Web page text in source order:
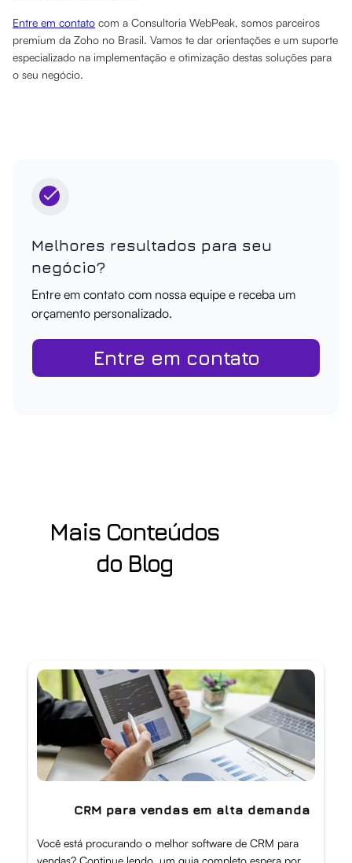
Entre em contato com a Consultoria WebPeak, somos parceiros
premium da Zoho no Brasil. Vamos te dar orientações e um suporte
especializado na implementação e otimização destas soluções para
o seu negócio.
Melhores resultados para seu
negócio?
Entre em contato com nossa equipe e receba um
orçamento personalizado.
Entre em contato
Mais Conteúdos
do Blog
CRM para vendas em alta demanda
Você está procurando o melhor software de CRM para
vendas? Continue lendo, um guia completo espera por